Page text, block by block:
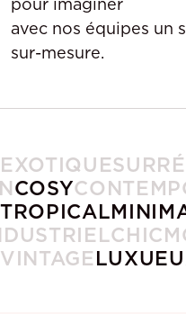
pour imaginer
avec nos équipes un
sur-mesure.
EXOTIQUE
EXOTIQUE
COSY
COSY
TROPICAL
TROPICAL CHIC
CHIC
VINTAGE